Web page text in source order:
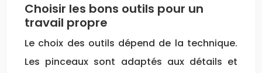
Choisir les bons outils pour un
travail propre
Le choix des outils dépend de la technique.
Les pinceaux sont adaptés aux détails et